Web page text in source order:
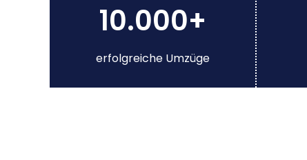
10.000+
erfolgreiche Umzüge